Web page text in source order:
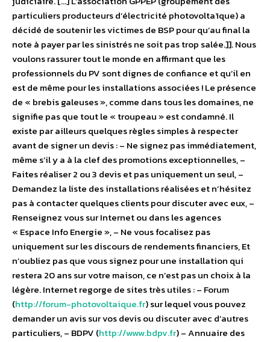
particuliers producteurs d’électricité photovoltaïque) a
décidé de soutenir les victimes de BSP pour qu’au final la
note à payer par les sinistrés ne soit pas trop salée.]]. Nous
voulons rassurer tout le monde en affirmant que les
professionnels du PV sont dignes de confiance et qu’il en
est de même pour les installations associées ! Le présence
de « brebis galeuses », comme dans tous les domaines, ne
signifie pas que tout le « troupeau » est condamné. Il
existe par ailleurs quelques règles simples à respecter
avant de signer un devis : – Ne signez pas immédiatement,
même s’il y a à la clef des promotions exceptionnelles, –
Faites réaliser 2 ou 3 devis et pas uniquement un seul, –
Demandez la liste des installations réalisées et n’hésitez
pas à contacter quelques clients pour discuter avec eux, –
Renseignez vous sur Internet ou dans les agences
« Espace Info Energie », – Ne vous focalisez pas
uniquement sur les discours de rendements financiers, Et
n’oubliez pas que vous signez pour une installation qui
restera 20 ans sur votre maison, ce n’est pas un choix à la
légère. Internet regorge de sites très utiles : – Forum
(http://forum-photovoltaique.fr) sur lequel vous pouvez
demander un avis sur vos devis ou discuter avec d’autres
particuliers, – BDPV (http://www.bdpv.fr) – Annuaire des